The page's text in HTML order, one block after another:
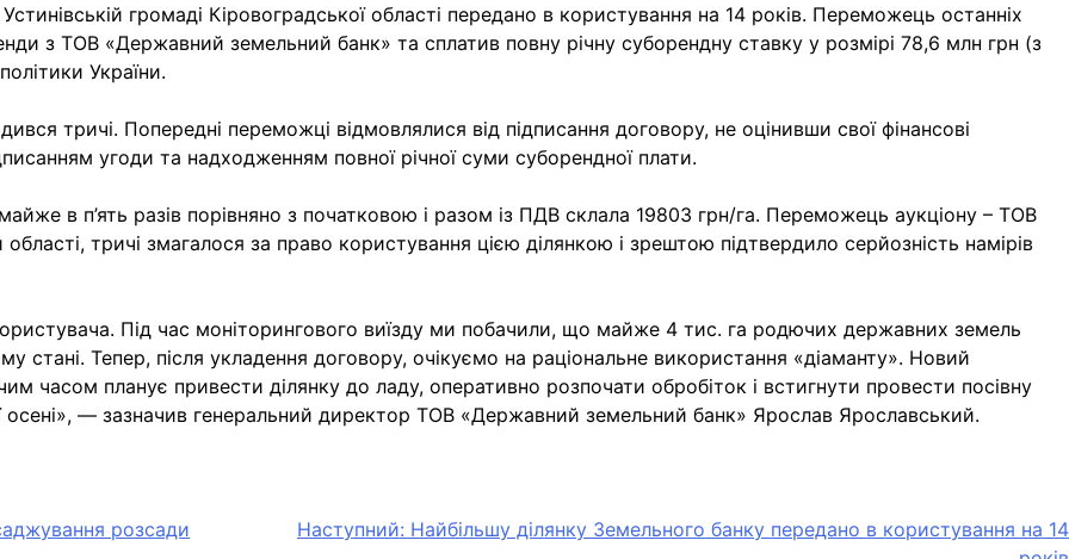
громаді Кіровоградської області передано в користування на 14 років. Переможець останніх
з ТОВ «Державний земельний банк» та сплатив повну річну суборендну ставку у розмірі 78,6 млн грн (з
України.
тричі. Попередні переможці відмовлялися від підписання договору, не оцінивши свої фінансові
угоди та надходженням повної річної суми суборендної плати.
в п’ять разів порівняно з початковою і разом із ПДВ склала 19803 грн/га. Переможець аукціону – ТОВ
тричі змагалося за право користування цією ділянкою і зрештою підтвердило серйозність намірів
Під час моніторингового виїзду ми побачили, що майже 4 тис. га родючих державних земель
стані. Тепер, після укладення договору, очікуємо на раціональне використання «діаманту». Новий
планує привести ділянку до ладу, оперативно розпочати обробіток і встигнути провести посівну
— зазначив генеральний директор ТОВ «Державний земельний банк» Ярослав Ярославський.
розсади
Наступний: Найбільшу ділянку Земельного банку передано в користування на 14